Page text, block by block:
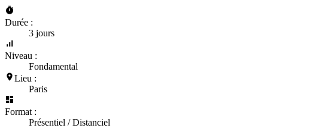
Durée :
3 jours
Niveau :
Fondamental
Lieu :
Paris
Format :
Présentiel / Distanciel